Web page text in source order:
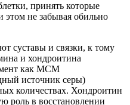
принять которые
этом не забывая обильно
суставы и связки, к тому
и хондроитина
как МСМ
источник серы)
количествах. Хондроитин
роль в восстановлении